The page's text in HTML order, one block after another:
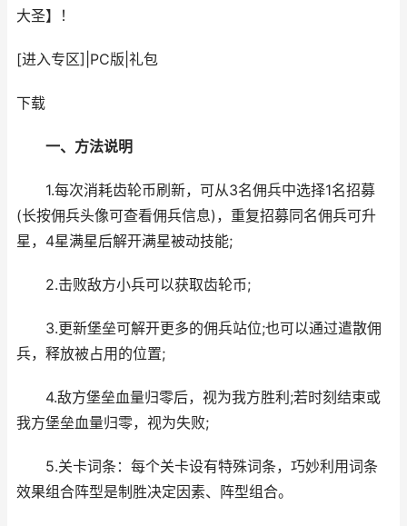
大圣】！
[进入专区] PC版 礼包
下载
一、方法说明
1.每次消耗齿轮币刷新，可从3名佣兵中选择1名招募
(长按佣兵头像可查看佣兵信息)，重复招募同名佣兵可升
星，4星满星后解开满星被动技能;
2.击败敌方小兵可以获取齿轮币;
3.更新堡垒可解开更多的佣兵站位;也可以通过遣散佣
兵，释放被占用的位置;
4.敌方堡垒血量归零后，视为我方胜利;若时刻结束或
我方堡垒血量归零，视为失败;
5.关卡词条：每个关卡设有特殊词条，巧妙利用词条
效果组合阵型是制胜决定因素、阵型组合。